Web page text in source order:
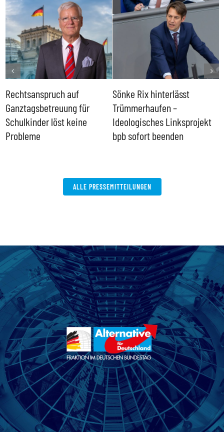
Rechtsanspruch auf
Ganztagsbetreuung für
Schulkinder löst keine
Probleme
Sönke Rix hinterlässt
Trümmerhaufen –
Ideologisches Linksprojekt
bpb sofort beenden
ALLE PRESSEMITTEILUNGEN